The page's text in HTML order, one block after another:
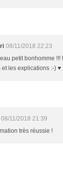
08/11/2018 22:23
petit bonhomme
et les explications :-) ♥
08/11/2018 21:39
très réussie !